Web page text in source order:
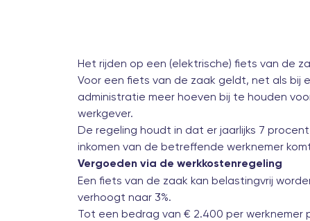
Het rijden op een (elektrische) fiets van de
Voor een fiets van de zaak geldt, net als
administratie meer hoeven bij te houden
werkgever.
De regeling houdt in dat er jaarlijks 7
inkomen van de betreffende werknemer
Vergoeden via de werkkostenregeling
Een fiets van de zaak kan belastingvrij
verhoogt naar 3%.
Tot een bedrag van € 2.400 per